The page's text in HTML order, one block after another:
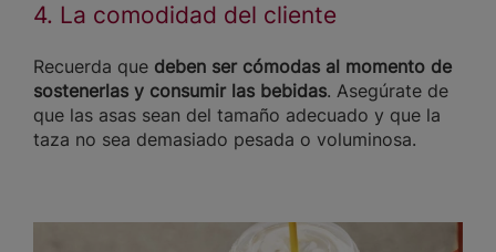
4. La comodidad del cliente
Recuerda que deben ser cómodas al momento de
sostenerlas y consumir las bebidas. Asegúrate de
que las asas sean del tamaño adecuado y que la
taza no sea demasiado pesada o voluminosa.